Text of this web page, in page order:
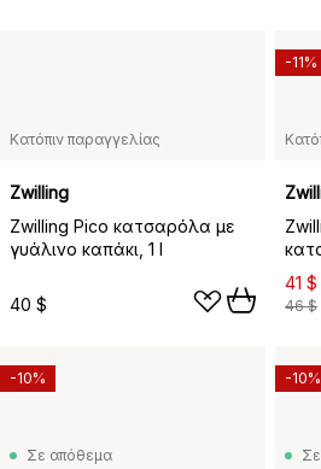
Κατόπιν παραγγελίας
Zwilling
Zwilling Pico κατσαρόλα με
γυάλινο καπάκι, 1 l
40 $
41 $
46 $
-11%
Σε απόθεμα
-10% -10%